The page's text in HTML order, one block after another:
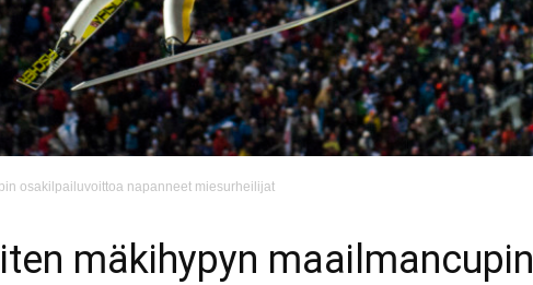
osakilpailuvoittoa napanneet miesurheilijat
mäkihypyn maailmancupin